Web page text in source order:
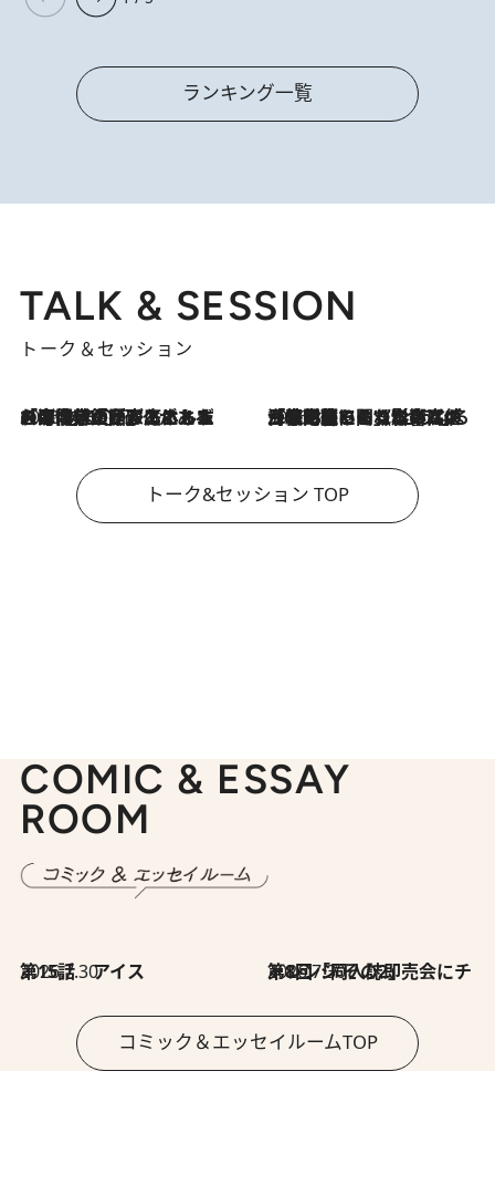
ランキング一覧
TALK & SESSION
トーク＆セッション
2026.8.3
「今後値上げがあるとすれば…」「リスクがあるのは今年の冬」エネルギー専門家が語る、ホルムズ海峡封鎖が家庭にもたらす“ある心配” 2026.8.3
「住宅建てられない…」「サーチャージ料の高値が続いている」ホルムズ海峡封鎖による影響はいつまで続く？《エネルギー専門家に聞く“どうなる日本の暮らし”》
トーク&セッション TOP
COMIC & ESSAY
ROOM
2026.7.30
第15話 アイス 2026.7.30
第8回「同人誌即売会にチャレンジ その2」
コミック＆エッセイルームTOP